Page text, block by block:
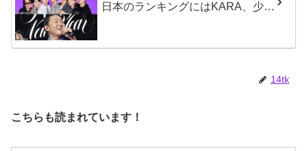
日本のランキングにはKARA、少女
14tk
こちらも読まれています！